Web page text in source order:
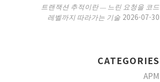
트랜잭션 추적이란 — 느린 요청을 코드
레벨까지 따라가는 기술 2026-07-30
CATEGORIES
APM